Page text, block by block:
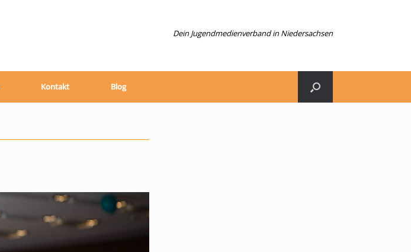
Dein Jugendmedienverband in Niedersachsen
Kontakt Blog